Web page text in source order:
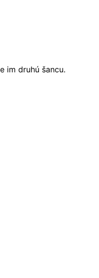
im druhú šancu.